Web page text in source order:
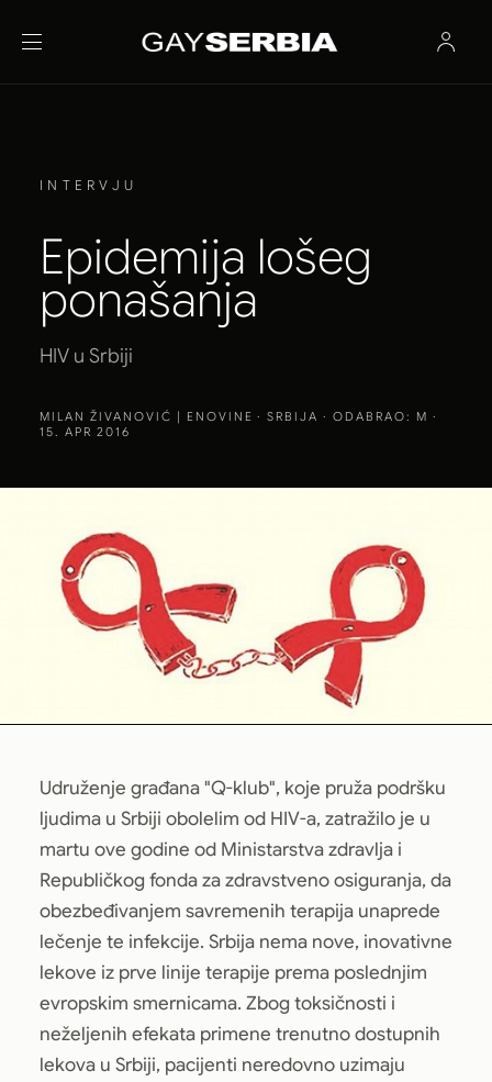
INTERVJU
Epidemija lošeg
ponašanja
HIV u Srbiji
MILAN ŽIVANOVIĆ | ENOVINE · SRBIJA · ODABRAO: M ·
15. APR 2016
Udruženje građana "Q-klub", koje pruža podršku
ljudima u Srbiji obolelim od HIV-a, zatražilo je u
martu ove godine od Ministarstva zdravlja i
Republičkog fonda za zdravstveno osiguranja, da
obezbeđivanjem savremenih terapija unaprede
lečenje te infekcije. Srbija nema nove, inovativne
lekove iz prve linije terapije prema poslednjim
evropskim smernicama. Zbog toksičnosti i
neželjenih efekata primene trenutno dostupnih
lekova u Srbiji, pacijenti neredovno uzimaju